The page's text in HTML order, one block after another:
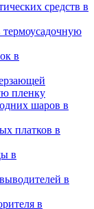
средств в
термоусадочную
в
пленку
шаров в
платков в
в
в
в